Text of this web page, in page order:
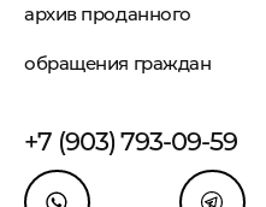
архив проданного
обращения граждан
+7 (903) 793-09-59